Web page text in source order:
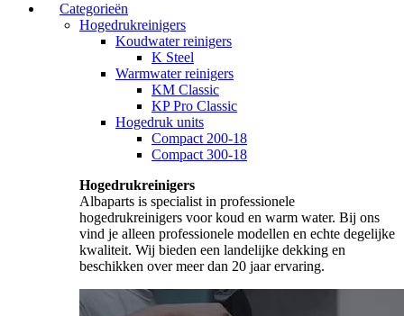
Categorieën
Hogedrukreinigers
Koudwater reinigers
K Steel
Warmwater reinigers
KM Classic
KP Pro Classic
Hogedruk units
Compact 200-18
Compact 300-18
Hogedrukreinigers
Albaparts is specialist in professionele
hogedrukreinigers voor koud en warm water. Bij ons
vind je alleen professionele modellen en echte degelijke
kwaliteit. Wij bieden een landelijke dekking en
beschikken over meer dan 20 jaar ervaring.